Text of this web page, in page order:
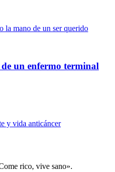
un enfermo terminal
y vida anticáncer
rico, vive sano».